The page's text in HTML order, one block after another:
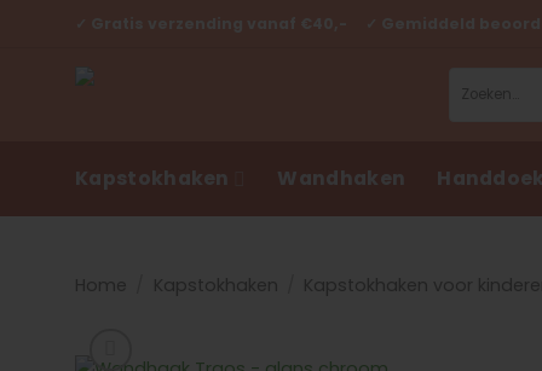
Kapstokhaken Wandhaken
Home Kapstokhaken Kapstokhaken voor